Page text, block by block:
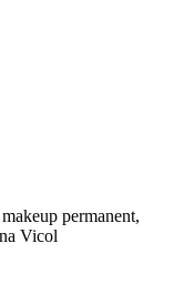
permanent,
Vicol